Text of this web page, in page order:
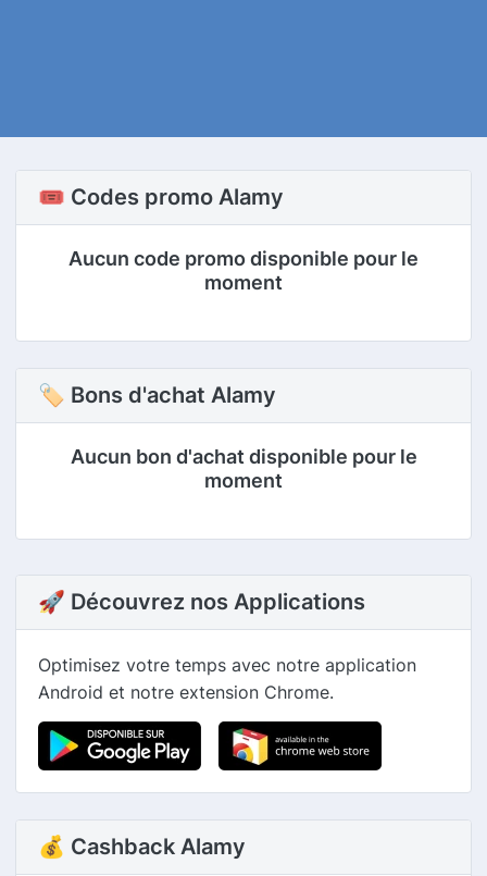
🎟️ Codes promo Alamy
Aucun code promo disponible pour le
moment
🏷 Bons d'achat Alamy
Aucun bon d'achat disponible pour le
moment
🚀 Découvrez nos Applications
Optimisez votre temps avec notre application
Android et notre extension Chrome.
💰 Cashback Alamy